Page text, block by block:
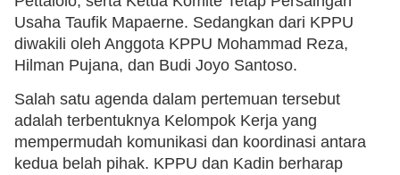
Usaha Taufik Mapaerne. Sedangkan dari KPPU
diwakili oleh Anggota KPPU Mohammad Reza,
Hilman Pujana, dan Budi Joyo Santoso.
Salah satu agenda dalam pertemuan tersebut
adalah terbentuknya Kelompok Kerja yang
mempermudah komunikasi dan koordinasi antara
kedua belah pihak. KPPU dan Kadin berharap